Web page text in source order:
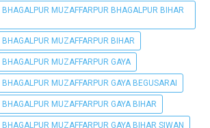
MUZAFFARPUR BHAGALPUR BIHAR
MUZAFFARPUR BIHAR
MUZAFFARPUR GAYA
MUZAFFARPUR GAYA BEGUSARAI
MUZAFFARPUR GAYA BIHAR
MUZAFFARPUR GAYA BIHAR SIWAN